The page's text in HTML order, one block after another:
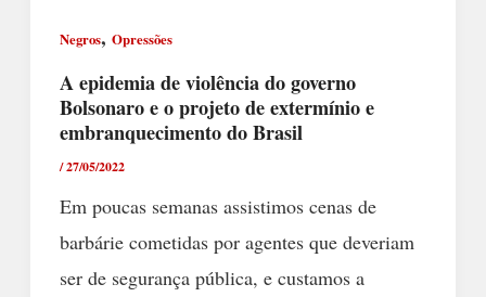
Negros, Opressões
A epidemia de violência do governo
Bolsonaro e o projeto de extermínio e
embranquecimento do Brasil
/27/05/2022
Em poucas semanas assistimos cenas de
barbárie cometidas por agentes que deveriam
ser de segurança pública, e custamos a